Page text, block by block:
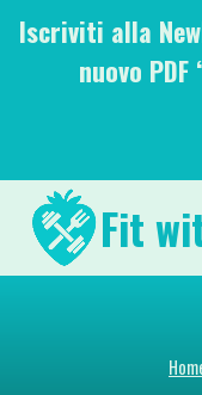
SaltaIscriviti alla
nuovo PDF
Fit